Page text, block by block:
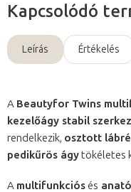
Kapcsolódó
Leírás Értékelés
A Beautyfor Twins
kezelőágy stabil
rendelkezik, osztott
pedikűrös ágytökéletes
A multifunkciósés